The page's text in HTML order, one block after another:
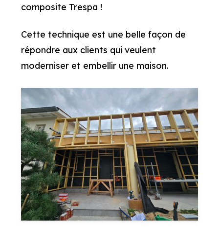
composite Trespa !
Cette technique est une belle façon de
répondre aux clients qui veulent
moderniser et embellir une maison.